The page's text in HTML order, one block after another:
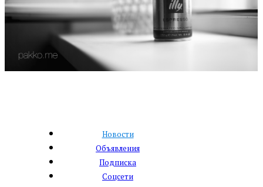
Новости
Объявления
Подписка
Соцсети